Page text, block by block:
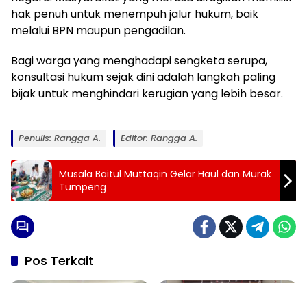
hak penuh untuk menempuh jalur hukum, baik
melalui BPN maupun pengadilan.
Bagi warga yang menghadapi sengketa serupa,
konsultasi hukum sejak dini adalah langkah paling
bijak untuk menghindari kerugian yang lebih besar.
Penulis: Rangga A. Editor: Rangga A.
Musala Baitul Muttaqin Gelar Haul dan Murak
Tumpeng
Pos Terkait